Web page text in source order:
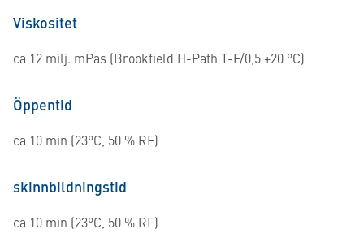
Viskositet
ca 12 milj. mPas (Brookfield H-Path T-F/0,5 +20 °C)
Öppentid
ca 10 min (23°C, 50 % RF)
skinnbildningstid
ca 10 min (23°C, 50 % RF)